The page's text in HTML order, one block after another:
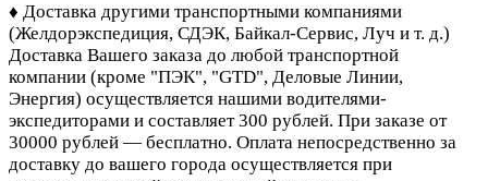
♦ Доставка другими транспортными компаниями
(Желдорэкспедиция, СДЭК, Байкал-Сервис, Луч и т. д.)
Доставка Вашего заказа до любой транспортной
компании (кроме "ПЭК", "GTD", Деловые Линии,
Энергия) осуществляется нашими водителями-
экспедиторами и составляет 300 рублей. При заказе от
30000 рублей — бесплатно. Оплата непосредственно за
доставку до вашего города осуществляется при